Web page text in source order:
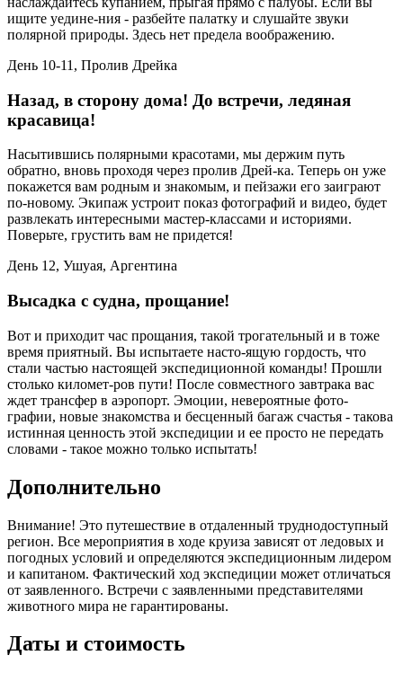
ищите уедине-ния - разбейте палатку и слушайте звуки
полярной природы. Здесь нет предела воображению.
День 10-11, Пролив Дрейка
Назад, в сторону дома! До встречи, ледяная
красавица!
Насытившись полярными красотами, мы держим путь
обратно, вновь проходя через пролив Дрей-ка. Теперь он уже
покажется вам родным и знакомым, и пейзажи его заиграют
по-новому. Экипаж устроит показ фотографий и видео, будет
развлекать интересными мастер-классами и историями.
Поверьте, грустить вам не придется!
День 12, Ушуая, Аргентина
Высадка с судна, прощание!
Вот и приходит час прощания, такой трогательный и в тоже
время приятный. Вы испытаете насто-ящую гордость, что
стали частью настоящей экспедиционной команды! Прошли
столько километ-ров пути! После совместного завтрака вас
ждет трансфер в аэропорт. Эмоции, невероятные фото-
графии, новые знакомства и бесценный багаж счастья - такова
истинная ценность этой экспедиции и ее просто не передать
словами - такое можно только испытать!
Дополнительно
Внимание! Это путешествие в отдаленный труднодоступный
регион. Все мероприятия в ходе круиза зависят от ледовых и
погодных условий и определяются экспедиционным лидером
и капитаном. Фактический ход экспедиции может отличаться
от заявленного. Встречи с заявленными представителями
животного мира не гарантированы.
Даты и стоимость